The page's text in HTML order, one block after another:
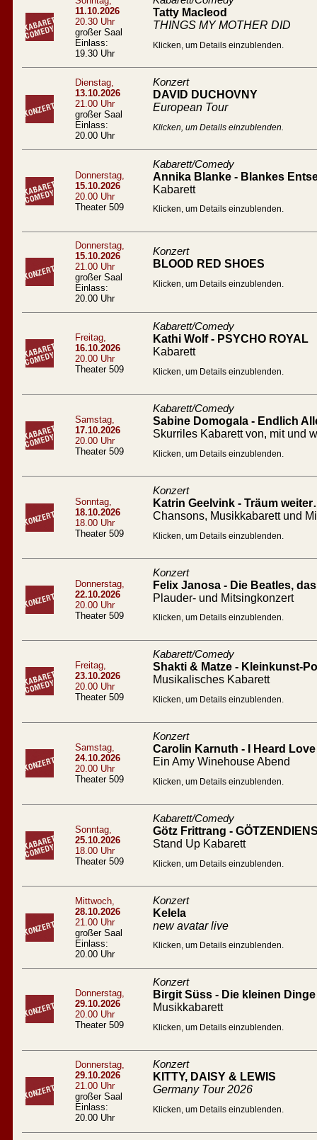
11.10.2026
20.30 Uhr
großer Saal
Einlass:
19.30 Uhr
Tatty Macleod
THINGS MY MOTHER DID
Klicken, um Details einzublenden.
Dienstag,
13.10.2026
21.00 Uhr
großer Saal
Einlass:
20.00 Uhr
Konzert
DAVID DUCHOVNY
European Tour
Klicken, um Details einzublenden.
Donnerstag,
15.10.2026
20.00 Uhr
Theater 509
Kabarett/Comedy
Annika Blanke - Blankes
Kabarett
Klicken, um Details einzublenden.
Donnerstag,
15.10.2026
21.00 Uhr
großer Saal
Einlass:
20.00 Uhr
Konzert
BLOOD RED SHOES
Klicken, um Details einzublenden.
Freitag,
16.10.2026
20.00 Uhr
Theater 509
Kabarett/Comedy
Kathi Wolf - PSYCHO ROYAL
Kabarett
Klicken, um Details einzublenden.
Samstag,
17.10.2026
20.00 Uhr
Theater 509
Kabarett/Comedy
Sabine Domogala - Endlich
Skurriles Kabarett von, mit und
Klicken, um Details einzublenden.
Sonntag,
18.10.2026
18.00 Uhr
Theater 509
Konzert
Katrin Geelvink - Träum
Chansons, Musikkabarett und
Klicken, um Details einzublenden.
Donnerstag,
22.10.2026
20.00 Uhr
Theater 509
Konzert
Felix Janosa - Die Beatles,
Plauder- und Mitsingkonzert
Klicken, um Details einzublenden.
Freitag,
23.10.2026
20.00 Uhr
Theater 509
Kabarett/Comedy
Shakti & Matze - Kleinkunst-
Musikalisches Kabarett
Klicken, um Details einzublenden.
Samstag,
24.10.2026
20.00 Uhr
Theater 509
Konzert
Carolin Karnuth - I Heard
Ein Amy Winehouse Abend
Klicken, um Details einzublenden.
Sonntag,
25.10.2026
18.00 Uhr
Theater 509
Kabarett/Comedy
Götz Frittrang -
Stand Up Kabarett
Klicken, um Details einzublenden.
Mittwoch,
28.10.2026
21.00 Uhr
großer Saal
Einlass:
20.00 Uhr
Konzert
Kelela
new avatar live
Klicken, um Details einzublenden.
Donnerstag,
29.10.2026
20.00 Uhr
Theater 509
Konzert
Birgit Süss - Die kleinen Dinge
Musikkabarett
Klicken, um Details einzublenden.
Donnerstag,
29.10.2026
21.00 Uhr
großer Saal
Einlass:
20.00 Uhr
Konzert
KITTY, DAISY & LEWIS
Germany Tour 2026
Klicken, um Details einzublenden.